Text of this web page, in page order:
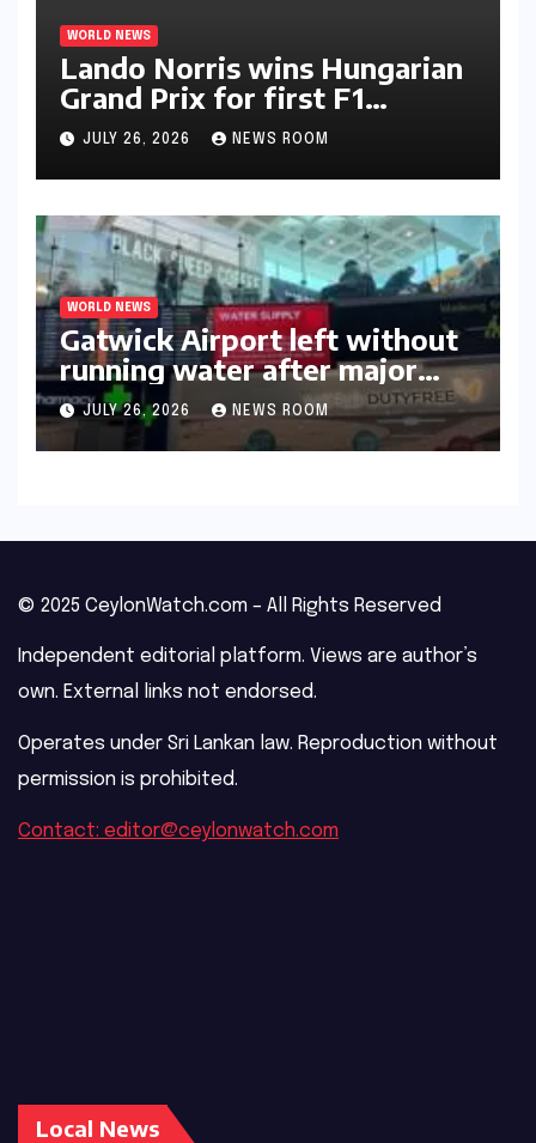
WORLD NEWS
Lando Norris wins Hungarian
Grand Prix for first F1
triumph in 2026​​
JULY 26, 2026 NEWS ROOM
WORLD NEWS
Gatwick Airport left without
running water after major
outage​​
JULY 26, 2026 NEWS ROOM
© 2025 CeylonWatch.com – All Rights Reserved
Independent editorial platform. Views are author’s
own. External links not endorsed.
Operates under Sri Lankan law. Reproduction without
permission is prohibited.
Contact: editor@ceylonwatch.com
Local News